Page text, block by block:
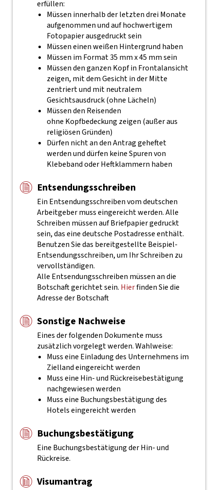
erfüllen:
Müssen innerhalb der letzten drei Monate
aufgenommen und auf hochwertigem
Fotopapier ausgedruckt sein
Müssen einen weißen Hintergrund haben
Müssen im Format 35 mm x 45 mm sein
Müssen den ganzen Kopf in Frontalansicht
zeigen, mit dem Gesicht in der Mitte
zentriert und mit neutralem
Gesichtsausdruck (ohne Lächeln)
Müssen den Reisenden
ohne Kopfbedeckung zeigen (außer aus
religiösen Gründen)
Dürfen nicht an den Antrag geheftet
werden und dürfen keine Spuren von
Klebeband oder Heftklammern haben
Entsendungsschreiben
Ein Entsendungsschreiben vom deutschen
Arbeitgeber muss eingereicht werden. Alle
Schreiben müssen auf Briefpapier gedruckt
sein, das eine deutsche Postadresse enthält.
Benutzen Sie das bereitgestellte Beispiel-
Entsendungsschreiben, um Ihr Schreiben zu
vervollständigen.
Alle Entsendungsschreiben müssen an die
Botschaft gerichtet sein. Hierfinden Sie die
Adresse der Botschaft
Sonstige Nachweise
Eines der folgenden Dokumente muss
zusätzlich vorgelegt werden. Wahlweise:
Muss eine Einladung des Unternehmens im
Zielland eingereicht werden
Muss eine Hin- und Rückreisebestätigung
nachgewiesen werden
Muss eine Buchungsbestätigung des
Hotels eingereicht werden
Buchungsbestätigung
Eine Buchungsbestätigung der Hin- und
Rückreise.
Visumantrag